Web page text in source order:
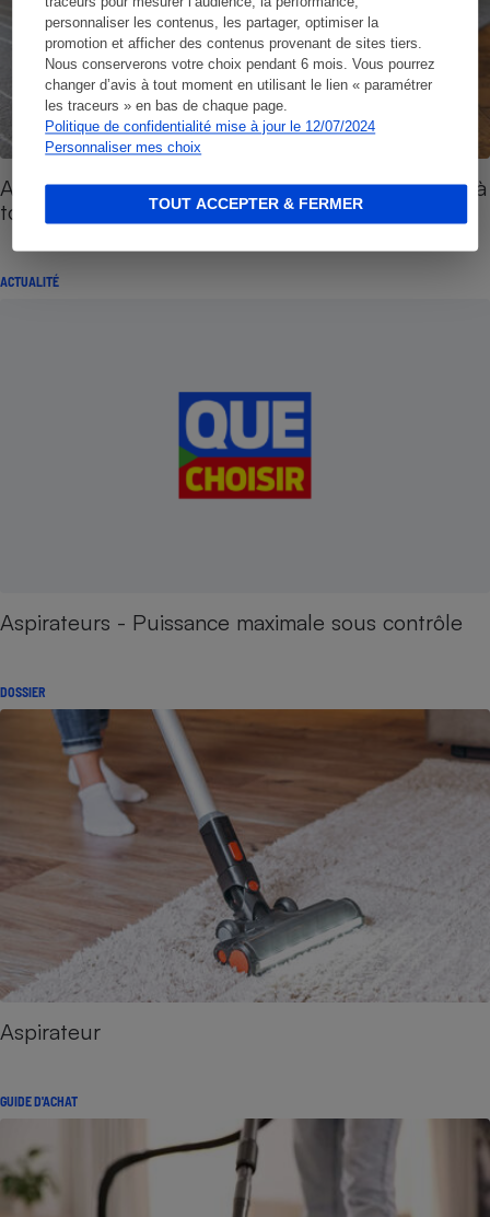
personnaliser les contenus, les partager, optimiser la
promotion et afficher des contenus provenant de sites tiers.
Nous conserverons votre choix pendant 6 mois. Vous pourrez
changer d’avis à tout moment en utilisant le lien « paramétrer
les traceurs » en bas de chaque page.
Politique de confidentialité mise à jour le 12/07/2024
Personnaliser mes choix
TOUT ACCEPTER & FERMER
Aspirateurs robots - Aspirateur gadget ou robot à
tout faire ?
ACTUALITÉ
Aspirateurs - Puissance maximale sous contrôle
DOSSIER
Aspirateur
GUIDE D'ACHAT